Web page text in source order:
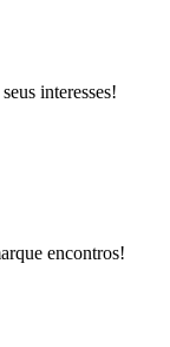
interesses!
encontros!